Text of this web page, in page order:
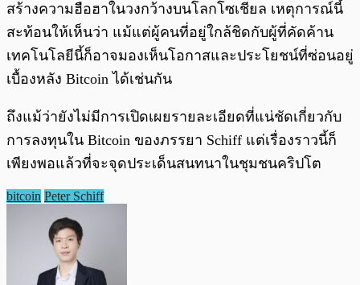
สร้างความฮือฮาในวงกว้างบนโลกโซเชียล เหตุการณ์นี้
สะท้อนให้เห็นว่า แม้แต่ผู้คนที่อยู่ใกล้ชิดกับผู้ที่คัดค้าน
เทคโนโลยีนี้ก็อาจมองเห็นโอกาสและประโยชน์ที่ซ่อนอยู่
เบื้องหลัง Bitcoin ได้เช่นกัน
ถึงแม้ว่ายังไม่มีการเปิดเผยรายละเอียดที่แน่ชัดเกี่ยวกับ
การลงทุนใน Bitcoin ของภรรยา Schiff แต่เรื่องราวนี้ก็
เพียงพอแล้วที่จะจุดประเด็นสนทนาในชุมชนคริปโต
bitcoin Peter Schiff